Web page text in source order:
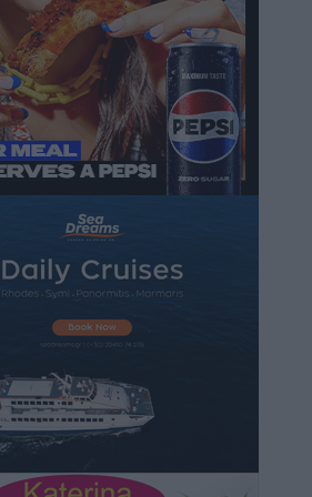
• πριν 15 ώρες
Σύλλογος Ροδου προς Α.
Στρατηγικές Προτάσεις για
της Δημόσιας Υγείας στη
Ελλάδα και στα
της Γ΄ Ζώνης
πριν 15 ώρες
Ξεκίνησαν αισιόδοξοι για
“πτήση” τους
πριν 15 ώρες
Στο πλευρό του
Ιάκωβου Θωμά
• πριν 15 ώρες